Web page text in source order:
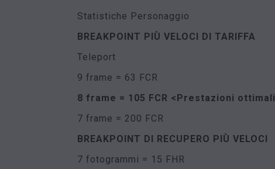
Statistiche Personaggio
BREAKPOINT PIÙ VELOCI DI TARIFFA
Teleport
9 frame = 63 FCR
8 frame = 105 FCR <Prestazioni ottimali
7 frame = 200 FCR
BREAKPOINT DI RECUPERO PIÙ VELOCI
7 fotogrammi = 15 FHR